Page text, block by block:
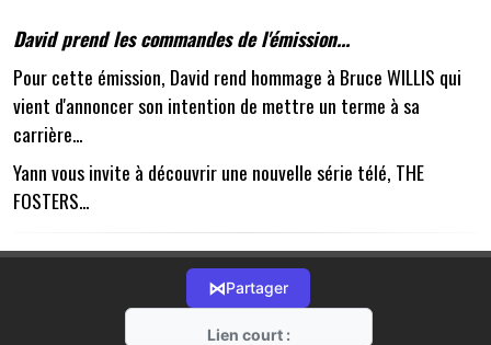
David prend les commandes de l'émission...
Pour cette émission, David rend hommage à Bruce WILLIS qui
vient d'annoncer son intention de mettre un terme à sa
carrière...
Yann vous invite à découvrir une nouvelle série télé, THE
FOSTERS...
⋈Partager
Lien court :